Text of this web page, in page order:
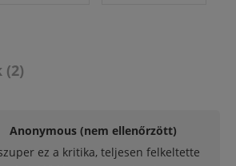
(2)
Anonymous (nem ellenőrzött)
ez a kritika, teljesen felkeltette